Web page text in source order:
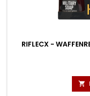
RIFLECX -
